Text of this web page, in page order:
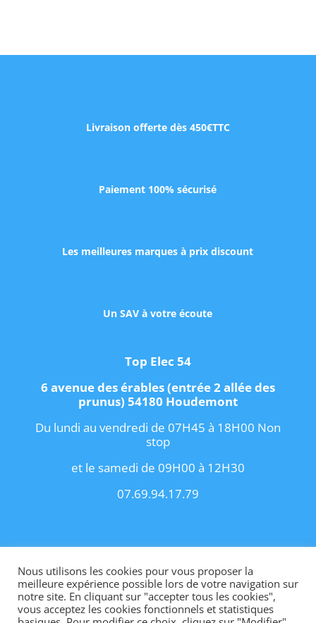
Livraison offerte dès 450€TTC
Paiement 100% sécurisé
Les meilleures marques à prix discount
Un SAV à votre écoute
Top Elec 54
6 avenue des érables (entrée 2 allée des
prunus) 54180 Houdemont
Du lundi au vendredi de 07H45 à 18H00 Non
stop
et le samedi de 09H00 à 12H30
07.69.94.17.79
Copyright 2021 IConditions Générales de
VenteIContact
Nous utilisons les cookies pour vous proposer la
meilleure expérience possible lors de votre navigation sur
notre site. En cliquant sur "accepter tous les cookies",
vous acceptez les cookies fonctionnels et statistiques